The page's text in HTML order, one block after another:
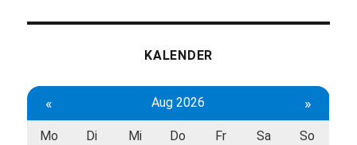
KALENDER
« Aug 2026 »
Mo Di Mi Do Fr Sa So